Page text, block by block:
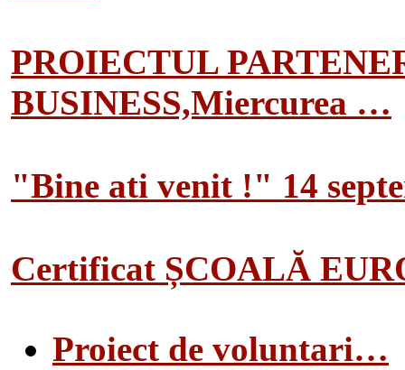
PROIECTUL
BUSINESS,Miercurea …
"Bine ati venit !" 14
Certificat ȘCOALĂ
Proiect de voluntari…